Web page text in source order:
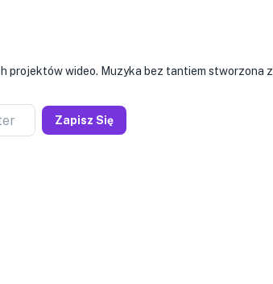
projektów wideo. Muzyka bez tantiem stworzona z
Zapisz Się